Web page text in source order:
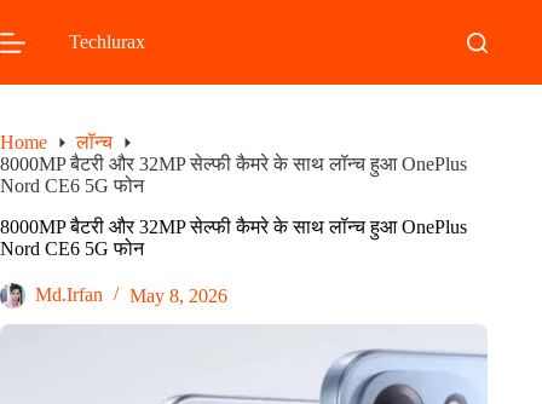
to
content
Techlurax
Home
लॉन्च
8000MP बैटरी और 32MP सेल्फी कैमरे के साथ लॉन्च हुआ OnePlus
Nord CE6 5G फोन
8000MP बैटरी और 32MP सेल्फी कैमरे के साथ लॉन्च हुआ OnePlus
Nord CE6 5G फोन
Md.Irfan May 8, 2026